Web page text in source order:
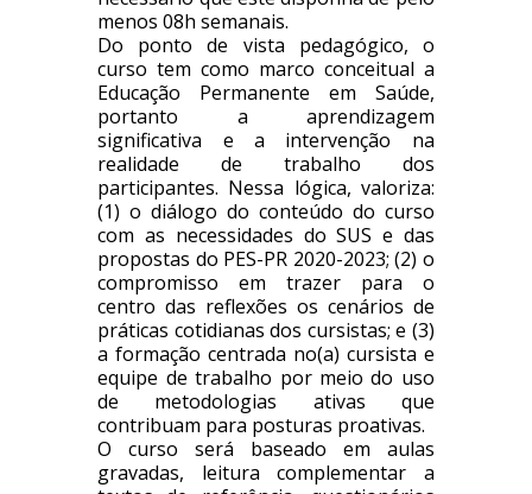
menos 08h semanais.
Do ponto de vista pedagógico, o
curso tem como marco conceitual a
Educação Permanente em Saúde,
portanto a aprendizagem
significativa e a intervenção na
realidade de trabalho dos
participantes. Nessa lógica, valoriza:
(1) o diálogo do conteúdo do curso
com as necessidades do SUS e das
propostas do PES-PR 2020-2023; (2) o
compromisso em trazer para o
centro das reflexões os cenários de
práticas cotidianas dos cursistas; e (3)
a formação centrada no(a) cursista e
equipe de trabalho por meio do uso
de metodologias ativas que
contribuam para posturas proativas.
O curso será baseado em aulas
gravadas, leitura complementar a